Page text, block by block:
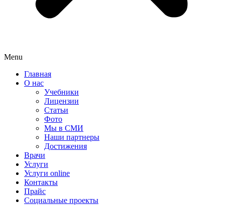
Menu
Главная
О нас
Учебники
Лицензии
Статьи
Фото
Мы в СМИ
Наши партнеры
Достижения
Врачи
Услуги
Услуги online
Контакты
Прайс
Социальные проекты